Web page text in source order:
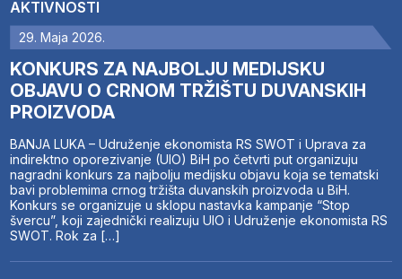
AKTIVNOSTI
29. Maja 2026.
KONKURS ZA NAJBOLJU MEDIJSKU
OBJAVU O CRNOM TRŽIŠTU DUVANSKIH
PROIZVODA
BANJA LUKA – Udruženje ekonomista RS SWOT i Uprava za
indirektno oporezivanje (UIO) BiH po četvrti put organizuju
nagradni konkurs za najbolju medijsku objavu koja se tematski
bavi problemima crnog tržišta duvanskih proizvoda u BiH.
Konkurs se organizuje u sklopu nastavka kampanje “Stop
švercu”, koji zajednički realizuju UIO i Udruženje ekonomista RS
SWOT. Rok za […]